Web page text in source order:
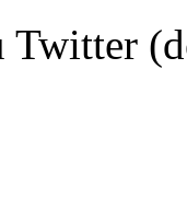
Twitter